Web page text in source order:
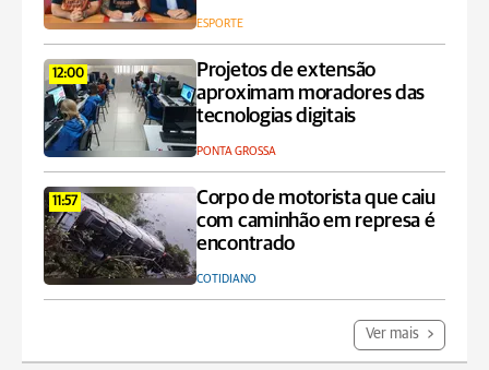
ESPORTE
12:00
Projetos de extensão
aproximam moradores das
tecnologias digitais
PONTA GROSSA
11:57
Corpo de motorista que caiu
com caminhão em represa é
encontrado
COTIDIANO
Ver mais